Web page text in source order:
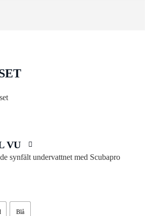
VU
synfält undervattnet med Scubapro
Blå